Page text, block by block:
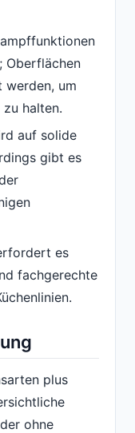
Oberflächen
um
halten.
auf solide
gibt es
es
fachgerechte
plus
ohne